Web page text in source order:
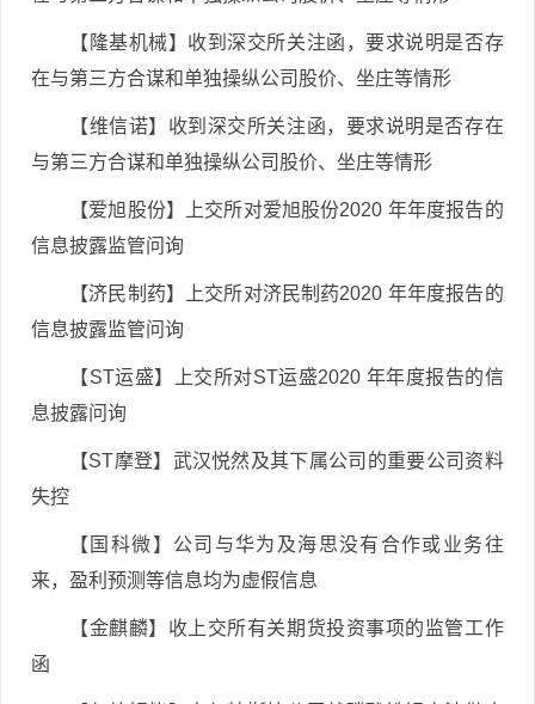
【隆基机械】收到深交所关注函，要求说明是否存
在与第三方合谋和单独操纵公司股价、坐庄等情形
【维信诺】收到深交所关注函，要求说明是否存在
与第三方合谋和单独操纵公司股价、坐庄等情形
【爱旭股份】上交所对爱旭股份2020 年年度报告的
信息披露监管问询
【济民制药】上交所对济民制药2020 年年度报告的
信息披露监管问询
【ST运盛】上交所对ST运盛2020 年年度报告的信
息披露问询
【ST摩登】武汉悦然及其下属公司的重要公司资料
失控
【国科微】公司与华为及海思没有合作或业务往
来，盈利预测等信息均为虚假信息
【金麒麟】收上交所有关期货投资事项的监管工作
函